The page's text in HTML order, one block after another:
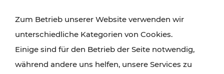
finden Sie hier im Überblick.
Zum Betrieb unserer Website verwenden wir
unterschiedliche Kategorien von Cookies.
Einige sind für den Betrieb der Seite notwendig,
während andere uns helfen, unsere Services zu